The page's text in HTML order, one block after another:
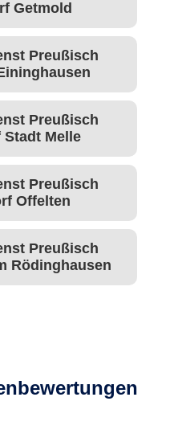
Getmold
Preußisch
Preußisch
Melle
Preußisch
Offelten
Preußisch
Rödinghausen